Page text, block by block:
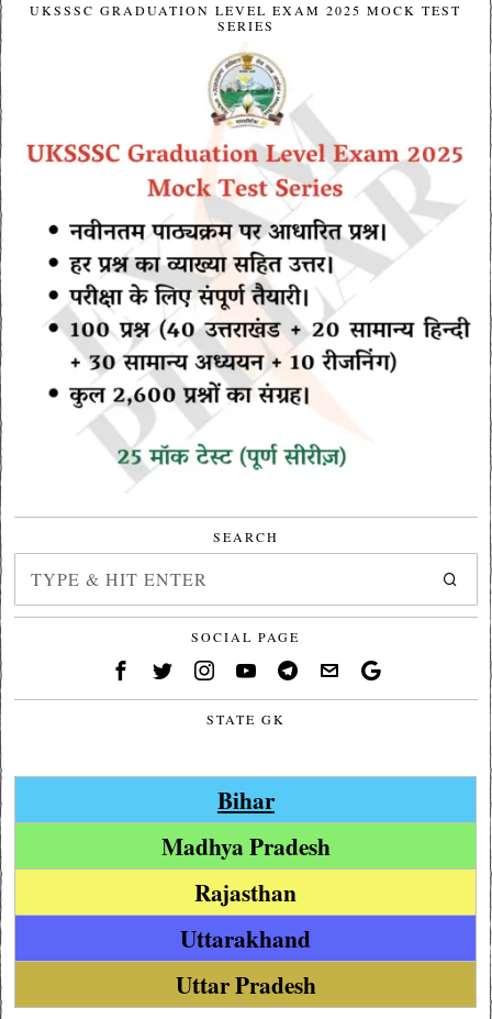
UKSSSC GRADUATION LEVEL EXAM 2025 MOCK TEST
SERIES
SEARCH
SOCIAL PAGE
STATE GK
Bihar
Madhya Pradesh
Rajasthan
Uttarakhand
Uttar Pradesh